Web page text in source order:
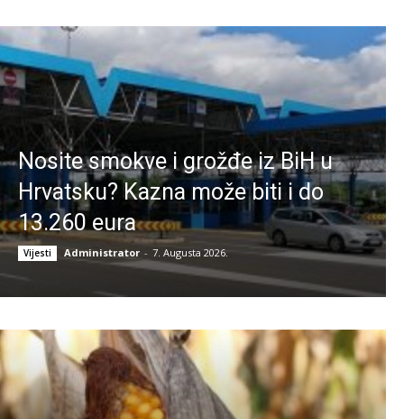
Nosite smokve i grožđe iz BiH u
Hrvatsku? Kazna može biti i do
13.260 eura
Vijesti Administrator - 7. Augusta 2026.